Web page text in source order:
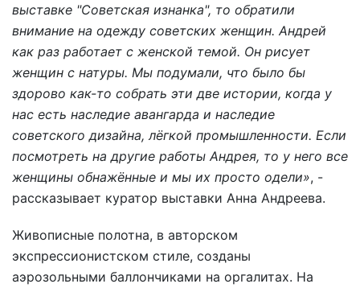
выставке "Советская изнанка", то обратили
внимание на одежду советских женщин. Андрей
как раз работает с женской темой. Он рисует
женщин с натуры. Мы подумали, что было бы
здорово как-то собрать эти две истории, когда у
нас есть наследие авангарда и наследие
советского дизайна, лёгкой промышленности. Если
посмотреть на другие работы Андрея, то у него все
женщины обнажённые и мы их просто одели», -
рассказывает куратор выставки Анна Андреева.
Живописные полотна, в авторском
экспрессионистском стиле, созданы
аэрозольными баллончиками на оргалитах. На